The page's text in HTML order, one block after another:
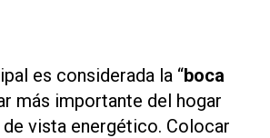
es considerada la “boca
más importante del hogar
vista energético. Colocar